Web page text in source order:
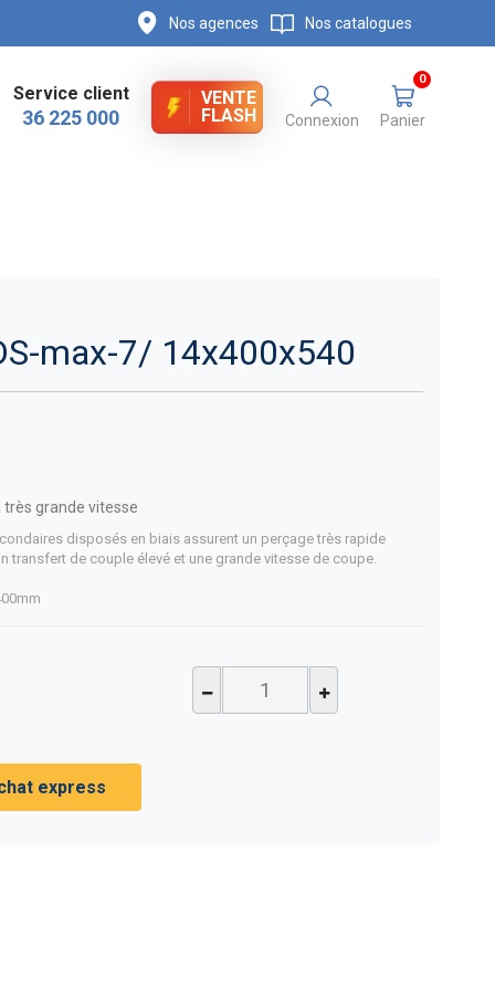
Nos agences Nos catalogues
Service client
36 225 000
VENTE
FLASH
Connexion Panier
0
max-7/ 14x400x540
très grande vitesse
disposés en biais assurent un perçage très rapide
transfert de couple élevé et une grande vitesse de coupe.
express